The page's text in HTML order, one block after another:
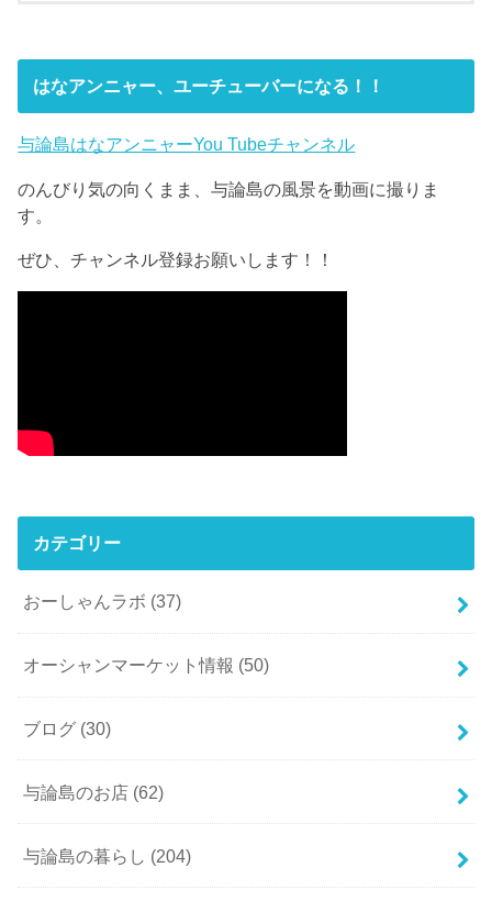
はなアンニャー、ユーチューバーになる！！
与論島はなアンニャーYou Tubeチャンネル
のんびり気の向くまま、与論島の風景を動画に撮りま
す。
ぜひ、チャンネル登録お願いします！！
カテゴリー
おーしゃんラボ (37)
オーシャンマーケット情報 (50)
ブログ (30)
与論島のお店 (62)
与論島の暮らし (204)